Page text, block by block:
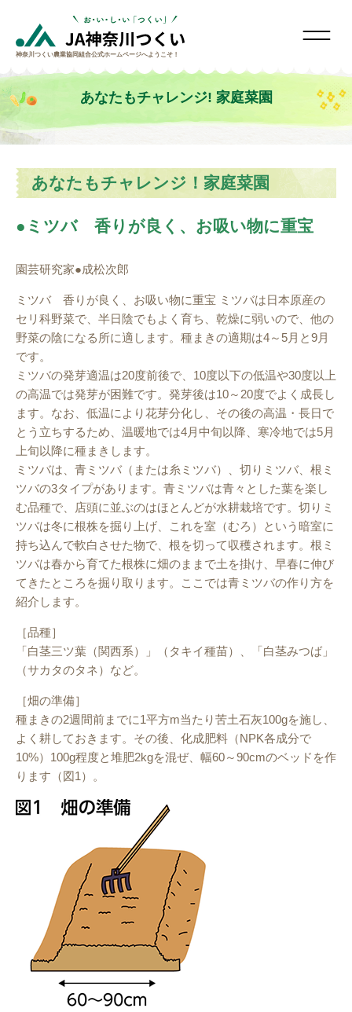
神奈川つくい農業協同組合公式ホームページへようこそ！
あなたもチャレンジ! 家庭菜園
あなたもチャレンジ！家庭菜園
ミツバ 香りが良く、お吸い物に重宝
園芸研究家●成松次郎
ミツバ 香りが良く、お吸い物に重宝 ミツバは日本原産の
セリ科野菜で、半日陰でもよく育ち、乾燥に弱いので、他の
野菜の陰になる所に適します。種まきの適期は4～5月と9月
です。
ミツバの発芽適温は20度前後で、10度以下の低温や30度以上
の高温では発芽が困難です。発芽後は10～20度でよく成長し
ます。なお、低温により花芽分化し、その後の高温・長日で
とう立ちするため、温暖地では4月中旬以降、寒冷地では5月
上旬以降に種まきします。
ミツバは、青ミツバ（または糸ミツバ）、切りミツバ、根ミ
ツバの3タイプがあります。青ミツバは青々とした葉を楽し
む品種で、店頭に並ぶのはほとんどが水耕栽培です。切りミ
ツバは冬に根株を掘り上げ、これを室（むろ）という暗室に
持ち込んで軟白させた物で、根を切って収穫されます。根ミ
ツバは春から育てた根株に畑のままで土を掛け、早春に伸び
てきたところを掘り取ります。ここでは青ミツバの作り方を
紹介します。
［品種］
「白茎三ツ葉（関西系）」（タキイ種苗）、「白茎みつば」
（サカタのタネ）など。
［畑の準備］
種まきの2週間前までに1平方m当たり苦土石灰100gを施し、
よく耕しておきます。その後、化成肥料（NPK各成分で
10%）100g程度と堆肥2kgを混ぜ、幅60～90cmのベッドを作
ります（図1）。